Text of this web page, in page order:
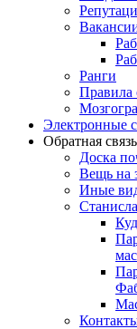
Ранги
Правила
Электронные
Обратная связь
Доска
Вещь на
Иные